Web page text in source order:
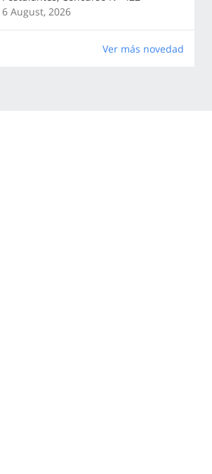
6 August, 2026
Ver más novedad